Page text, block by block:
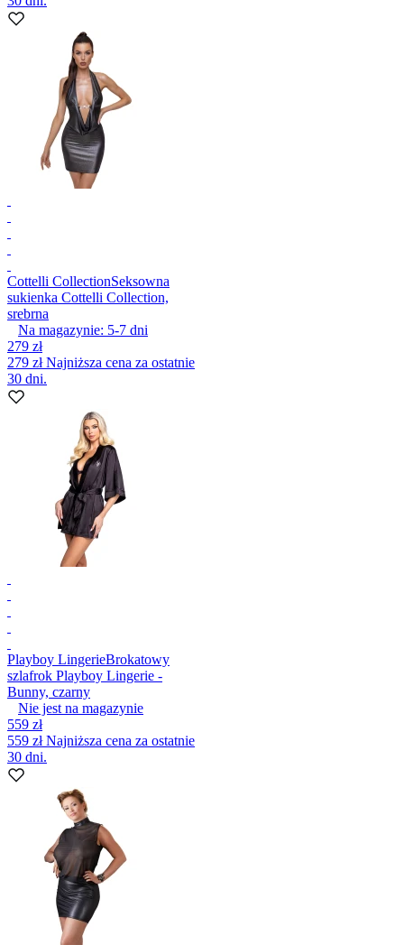
Cottelli CollectionSeksowna
sukienka Cottelli Collection,
srebrna
Na magazynie: 5-7 dni
279 zł
279 złNajniższa cena za ostatnie
30 dni.
Playboy LingerieBrokatowy
szlafrok Playboy Lingerie -
Bunny, czarny
Nie jest na magazynie
559 zł
559 złNajniższa cena za ostatnie
30 dni.